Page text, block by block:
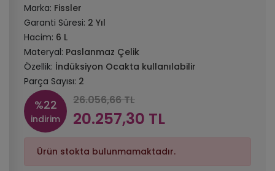
Marka: Fissler
Garanti Süresi: 2 Yıl
Hacim: 6 L
Materyal: Paslanmaz Çelik
Özellik: İndüksiyon Ocakta kullanılabilir
Parça Sayısı: 2
%22
indirim
26.056,66 TL
20.257,30 TL
Ürün stokta bulunmamaktadır.